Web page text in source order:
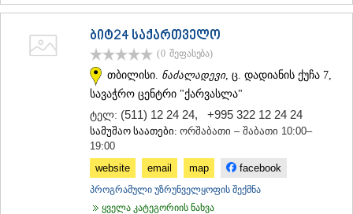
ᲓᲔᲓᲝᲤᲚᲘᲡᲬᲧᲐᲠᲝ
ᲚᲐᲒᲝᲓᲔᲮᲘ
ᲡᲐᲒᲐᲠᲔᲯᲝ
ᲛᲪᲮᲔᲗᲐ–ᲛᲗᲘᲐᲜᲔᲗᲘ
ბიტ24 საქართველო
(0 შეფასება)
თბილისი. ნაძალადევი, ც. დადიანის ქუჩა 7,
სავაჭრო ცენტრი "ქარვასლა"
ტელ: (511) 12 24 24, +995 322 12 24 24
სამუშაო საათები: ორშაბათი – შაბათი 10:00–
19:00
website
email map facebook
პროგრამული უზრუნველყოფის შექმნა
ყველა კატეგორიის ნახვა